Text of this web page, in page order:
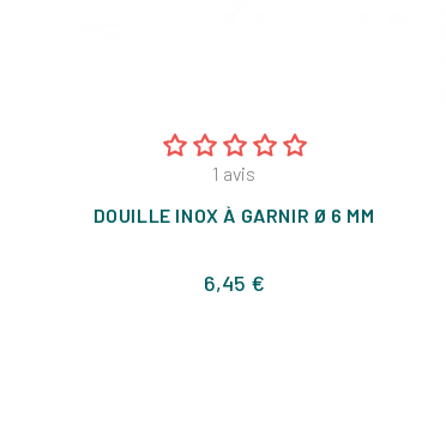
1 avis
DOUILLE INOX À GARNIR Ø 6 MM
6,45 €Prix